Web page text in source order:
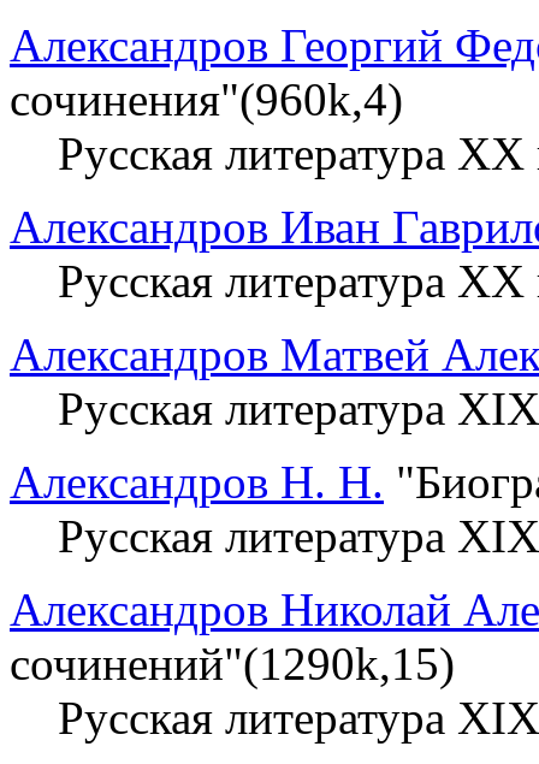
Александров Георгий
сочинения"(960k,4)
Русская литература XX
Александров Иван
Русская литература XX
Александров Матвей
Русская литература
Александров Н. Н.
Русская литература
Александров Николай
сочинений"(1290k,15)
Русская литература